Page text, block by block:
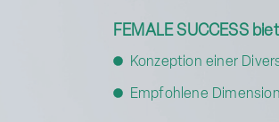
FEMALE SUCCESS
Konzeption einer
Empfohlene